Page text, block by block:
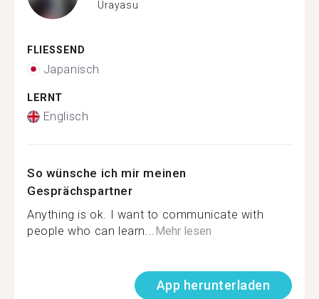
Urayasu
FLIESSEND
Japanisch
LERNT
Englisch
So wünsche ich mir meinen
Gesprächspartner
Anything is ok. I want to communicate with
people who can learn...Mehr lesen
App herunterladen